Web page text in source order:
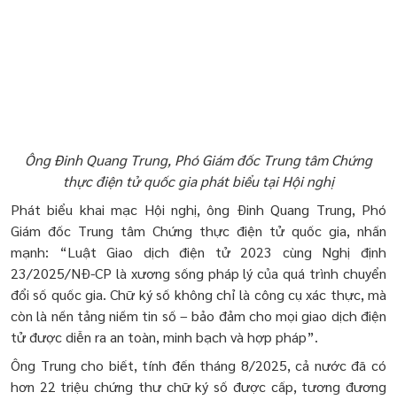
Ông Đinh Quang Trung, Phó Giám đốc Trung tâm Chứng
thực điện tử quốc gia phát biểu tại Hội nghị
Phát biểu khai mạc Hội nghị, ông Đinh Quang Trung, Phó
Giám đốc Trung tâm Chứng thực điện tử quốc gia, nhấn
mạnh: “Luật Giao dịch điện tử 2023 cùng Nghị định
23/2025/NĐ-CP là xương sống pháp lý của quá trình chuyển
đổi số quốc gia. Chữ ký số không chỉ là công cụ xác thực, mà
còn là nền tảng niềm tin số – bảo đảm cho mọi giao dịch điện
tử được diễn ra an toàn, minh bạch và hợp pháp”.
Ông Trung cho biết, tính đến tháng 8/2025, cả nước đã có
hơn 22 triệu chứng thư chữ ký số được cấp, tương đương